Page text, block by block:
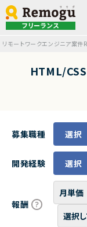
フリーランス
リモートワークエンジニア案件
HTML/
募集職種 選択
開発経験 選択
報酬